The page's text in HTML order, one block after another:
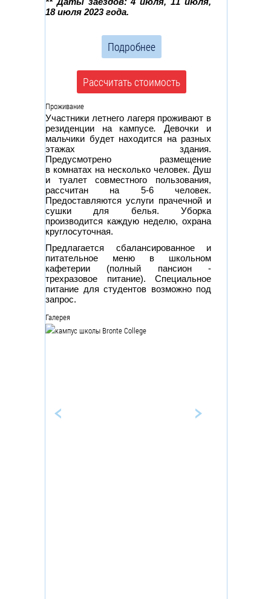
18 июля 2023 года.
Подробнее
Рассчитать стоимость
Проживание
Участники летнего лагеря проживают в
резиденции на кампусе. Девочки и
мальчики будет находится на разных
этажах здания.
Предусмотрено размещение
в комнатах на несколько человек. Душ
и туалет совместного пользования,
рассчитан на 5-6 человек.
Предоставляются услуги прачечной и
сушки для белья. Уборка
производится каждую неделю, охрана
круглосуточная.
Предлагается сбалансированное и
питательное меню в школьном
кафетерии (полный пансион -
трехразовое питание). Специальное
питание для студентов возможно под
запрос.
Галерея